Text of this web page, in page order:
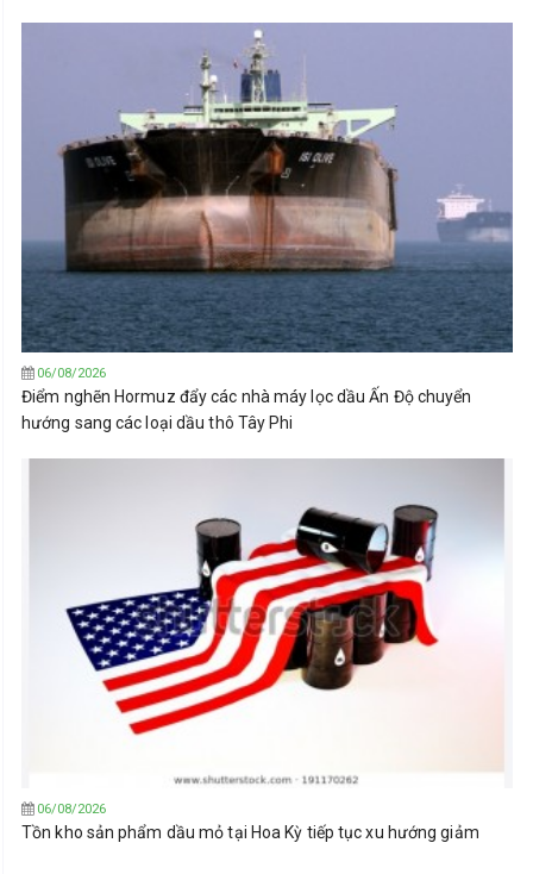
06/08/2026
Điểm nghẽn Hormuz đẩy các nhà máy lọc dầu Ấn Độ chuyển
hướng sang các loại dầu thô Tây Phi
06/08/2026
Tồn kho sản phẩm dầu mỏ tại Hoa Kỳ tiếp tục xu hướng giảm